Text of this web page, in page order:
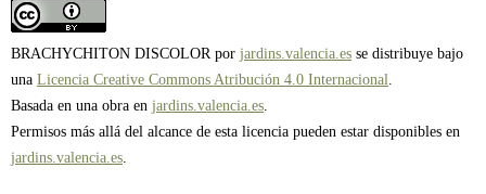
BRACHYCHITON DISCOLOR por jardins.valencia.es se distribuye bajo
una Licencia Creative Commons Atribución 4.0 Internacional
Basada en una obra en jardins.valencia.es
Permisos más allá del alcance de esta licencia pueden estar disponibles en
jardins.valencia.es